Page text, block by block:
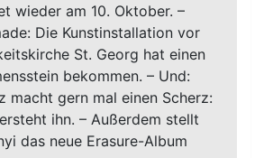
wieder am 10. Oktober. –
Die Kunstinstallation vor
St. Georg hat einen
bekommen. – Und:
macht gern mal einen Scherz:
ihn. – Außerdem stellt
das neue Erasure-Album